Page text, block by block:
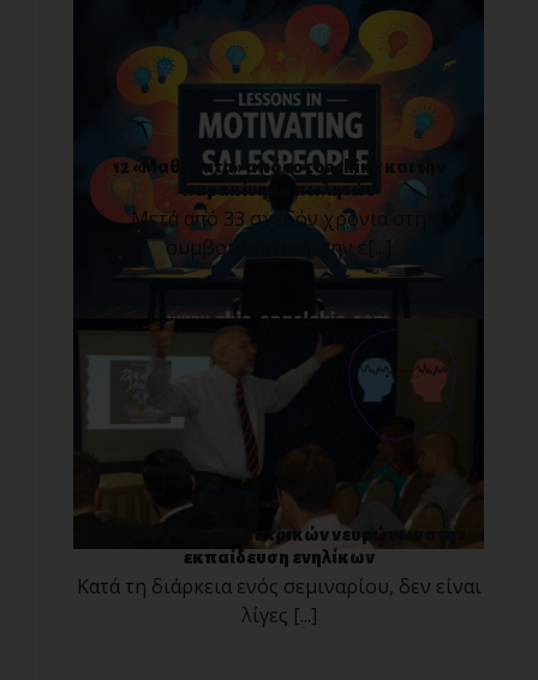
12 «Μαθήματα» από το coaching και την
παρακίνηση πωλητών
Μετά από 33 σχεδόν χρόνια στη
συμβουλευτική, την ε[...]
Η δύναμη των κατοπτρικών νευρώνων στην
εκπαίδευση ενηλίκων
Κατά τη διάρκεια ενός σεμιναρίου, δεν είναι
λίγες [...]